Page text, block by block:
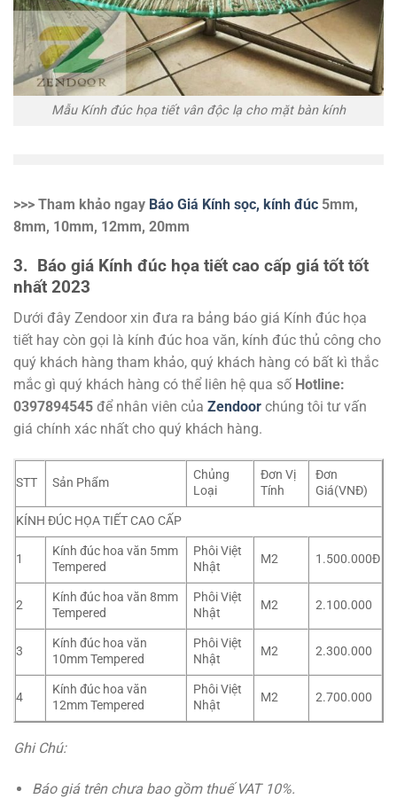
Mẫu Kính đúc họa tiết vân độc lạ cho mặt bàn kính
>>> Tham khảo ngay Báo Giá Kính sọc, kính đúc 5mm,
8mm, 10mm, 12mm, 20mm
3. Báo giá Kính đúc họa tiết cao cấp giá tốt tốt
nhất 2023
Dưới đây Zendoor xin đưa ra bảng báo giá Kính đúc họa
tiết hay còn gọi là kính đúc hoa văn, kính đúc thủ công cho
quý khách hàng tham khảo, quý khách hàng có bất kì thắc
mắc gì quý khách hàng có thể liên hệ qua số Hotline:
0397894545 để nhân viên của Zendoor chúng tôi tư vấn
giá chính xác nhất cho quý khách hàng.
STT Sản Phẩm
Chủng
Loại
Đơn Vị
Tính
Đơn
Giá(VNĐ)
KÍNH ĐÚC HỌA TIẾT CAO CẤP
1
Kính đúc hoa văn 5mm
Tempered
Phôi Việt
Nhật
M2 1.500.000Đ
2
Kính đúc hoa văn 8mm
Tempered
Phôi Việt
Nhật
M2 2.100.000
3
Kính đúc hoa văn
10mm Tempered
Phôi Việt
Nhật
M2 2.300.000
4
Kính đúc hoa văn
12mm Tempered
Phôi Việt
Nhật
M2 2.700.000
Ghi Chú:
Báo giá trên chưa bao gồm thuế VAT 10%.